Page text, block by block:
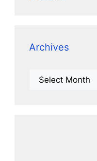
Archives
Archives